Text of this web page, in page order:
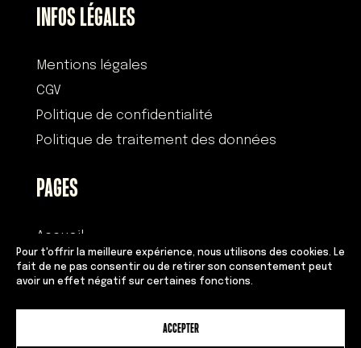
Pour t'offrir la meilleure expérience, nous utilisons des cookies. Le
fait de ne pas consentir ou de retirer son consentement peut
avoir un effet négatif sur certaines fonctions.
ACCEPTER
INFOS LÉGALES
Mentions légales
CGV
Politique de confidentialité
Politique de traitement des données
PAGES
Accueil
Histoire
Devenir franchisé
Équipe